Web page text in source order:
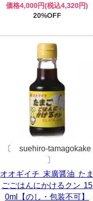
価格4,000円(税込4,320円)
20%OFF
〔 suehiro-tamagokake
〕
オオギイチ 末廣醤油 たま
ごごはんにかけるクン 15
0ml【のし・包装不可】